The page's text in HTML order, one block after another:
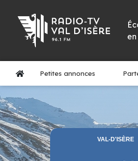
Petites annonces